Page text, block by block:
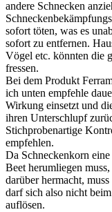
andere Schnecken
sofort töten, was es
sofort zu entfernen.
Vögel etc. könnten die
fressen.
Bei dem Produkt
ich unten empfehle
Wirkung einsetzt und
ihren Unterschlupf
Stichprobenartige
empfehlen.
Da Schneckenkorn
Beet herumliegen
darüber hermacht,
darf sich also nicht
auflösen.